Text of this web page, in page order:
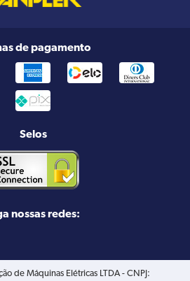
de pagamento
Selos
nossas redes:
de Máquinas Elétricas LTDA - CNPJ: